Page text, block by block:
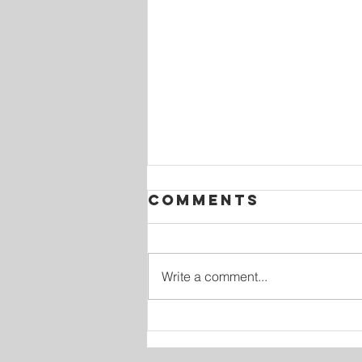
Tu primer
ministerio
Comments
Write a comment...